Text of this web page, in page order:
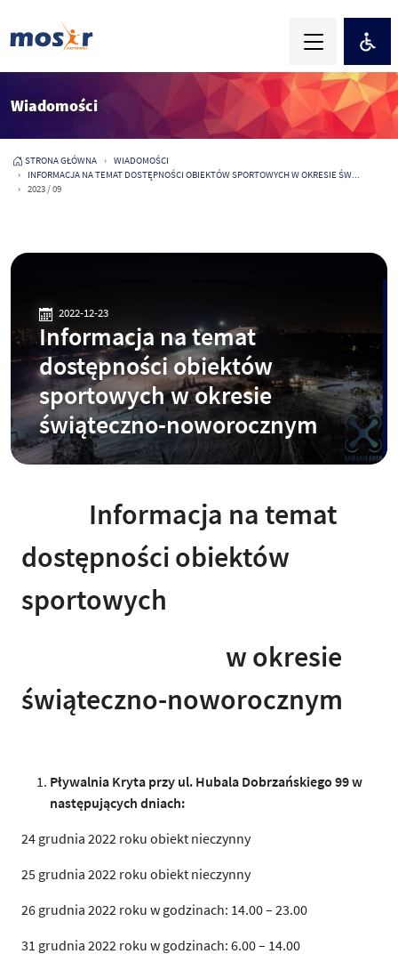
Wiadomości
STRONA GŁÓWNA
WIADOMOŚCI
INFORMACJA NA TEMAT DOSTĘPNOŚCI OBIEKTÓW SPORTOWYCH W OKRESIE ŚW...
2023 / 09
2022-12-23
Informacja na temat
dostępności obiektów
sportowych w okresie
świąteczno-noworocznym
Informacja na temat
dostępności obiektów
sportowych
w okresie
świąteczno-noworocznym
Pływalnia Kryta przy ul. Hubala Dobrzańskiego 99 w
następujących dniach:
24 grudnia 2022 roku obiekt nieczynny
25 grudnia 2022 roku obiekt nieczynny
26 grudnia 2022 roku w godzinach: 14.00 – 23.00
31 grudnia 2022 roku w godzinach: 6.00 – 14.00